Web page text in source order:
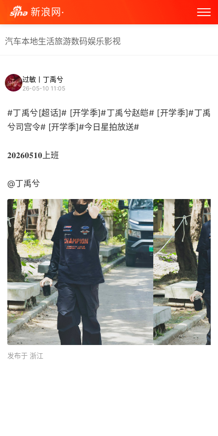
新浪网·
汽车本地生活旅游数码娱乐影视
过敏丨丁禹兮
26-05-10 11:05
#丁禹兮[超话]# [开学季]#丁禹兮赵皑# [开学季]#丁禹
兮司宫令# [开学季]#今日星拍放送#
𝟐𝟎𝟐𝟔𝟎𝟓𝟏𝟎上班
@丁禹兮 ​
发布于 浙江